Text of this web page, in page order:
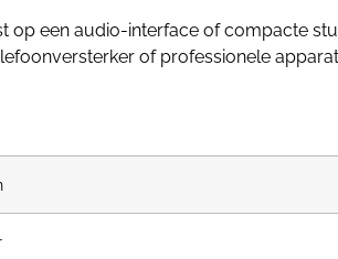
op een audio-interface of compacte
of professionele